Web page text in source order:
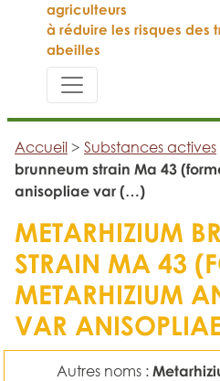
agriculteurs
à réduire les risques des
abeilles
Accueil > Substances actives
brunneum strain Ma 43
anisopliae var (…)
METARHIZIUM
STRAIN MA 43
METARHIZIUM
VAR
Autres noms :